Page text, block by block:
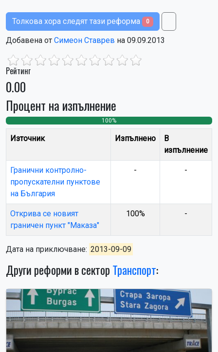
Толкова хора следят тази реформа 0
Добавена от Симеон Ставрев на 09.09.2013
Рейтинг
0.00
Процент на изпълнение
100%
Източник Изпълнено
В
изпълнение
Гранични контролно-
пропускателни пунктове
на България
- -
Открива се новият
граничен пункт "Маказа"
100% -
Дата на приключване: 2013-09-09
Други реформи в сектор Транспорт: